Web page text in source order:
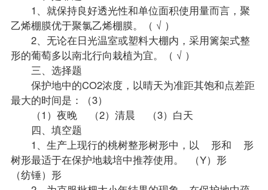
1、就保持良好透光性和单位面积使用量而言，聚
乙烯棚膜优于聚氯乙烯棚膜。（ √ ）
2、无论在日光温室或塑料大棚内，采用篱架式整
形的葡萄多以南北行向栽植为宜。（ √ ）
三、选择题
保护地中的CO2浓度，以晴天为准距其饱和点差距
最大的时间是：（3）
（1）夜晚 （2）清晨 （3）白天
四、填空题
1、生产上现行的桃树整形树形中，以 形和 形
树形最适于在保护地栽培中推荐使用。 （Y）形
（纺锤）形